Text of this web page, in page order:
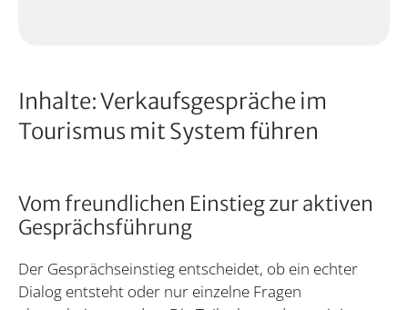
Inhalte: Verkaufsgespräche im
Tourismus mit System führen
Vom freundlichen Einstieg zur aktiven
Gesprächsführung
Der Gesprächseinstieg entscheidet, ob ein echter
Dialog entsteht oder nur einzelne Fragen